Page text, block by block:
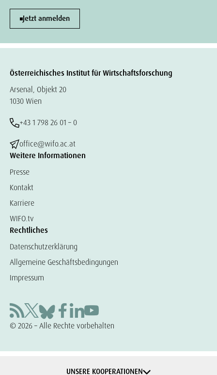
Jetzt anmelden
Österreichisches Institut für Wirtschaftsforschung
Arsenal, Objekt 20
1030 Wien
+43 1 798 26 01 – 0
office@wifo.ac.at
Weitere Informationen
Presse
Kontakt
Karriere
WIFO.tv
Rechtliches
Datenschutzerklärung
Allgemeine Geschäftsbedingungen
Impressum
© 2026 – Alle Rechte vorbehalten
UNSERE KOOPERATIONEN